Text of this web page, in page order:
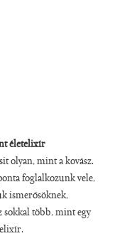
életelixír
olyan, mint a kovász.
foglalkozunk vele,
ismerősöknek,
több, mint egy